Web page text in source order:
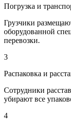
Погрузка и
Грузчики
оборудованной
перевозки.
3
Распаковка и
Сотрудники
убирают все
4